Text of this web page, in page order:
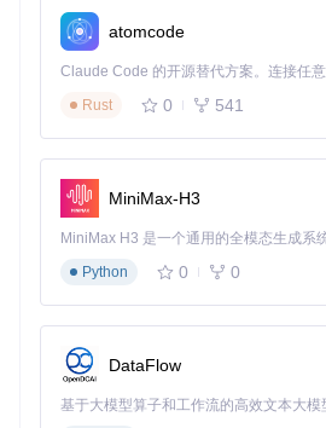
实战项目快速上手
入门实践推荐从基础示例开始，
参考代码。BLE UART示例展示了蓝
通过BLEUart类可在几分钟内实现设
牙传输，例如使用Adafruit_LittleFS存
服务实时推送至手机应用。
生态系统与未来展望
强对低功耗蓝牙5.2特性的支持，包括
播功能。开发者可通过贡献代码、提
改进，或利用提供的工具链进行二次
atomcode
Rust
0 541
MiniMax-H3
Python
0 0
DataFlow
基于大模型算子和工作流的高效文本大